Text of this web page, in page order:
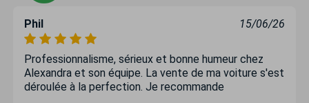
Phil 15/06/26
Professionnalisme, sérieux et bonne humeur chez
Alexandra et son équipe. La vente de ma voiture s'est
déroulée à la perfection. Je recommande